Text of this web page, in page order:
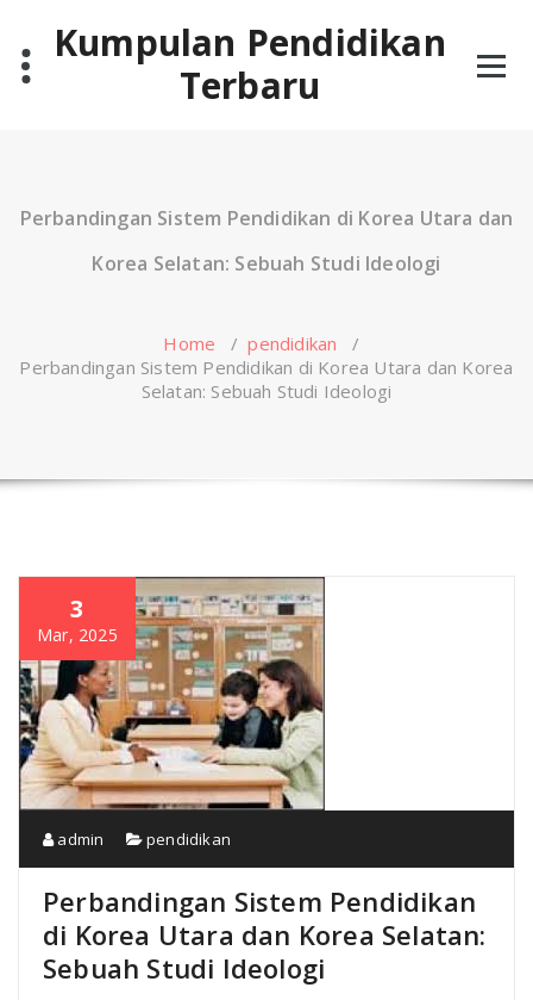
contentKumpulan Pendidikan
Terbaru
Perbandingan Sistem Pendidikan di Korea Utara dan
Korea Selatan: Sebuah Studi Ideologi
Home /pendidikan /
Perbandingan Sistem Pendidikan di Korea Utara dan Korea
Selatan: Sebuah Studi Ideologi
3
Mar, 2025
admin pendidikan
Perbandingan Sistem Pendidikan
di Korea Utara dan Korea Selatan:
Sebuah Studi Ideologi